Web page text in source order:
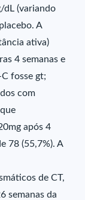
dL (variando
A
ativa)
4 semanas e
fosse gt;
com
após 4
78 (55,7%). A
de CT,
semanas da